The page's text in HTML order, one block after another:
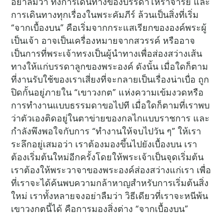
การเดินทางทุกเรื่องในพระคัมภีร์ ล้วนเป็นสิ่งที่เริ่ม
“จากเบื้องบน” คือเริ่มจากกระแสเรียกขององค์พระผู้
เป็นเจ้า อาจเป็นเครื่องหมายจากสวรรค์ หรืออาจ
เป็นการที่พระเจ้าทรงเป็นผู้นำทางเพื่อส่องสว่างเส้น
ทางให้แก่บรรดาลูกของพระองค์ ดังนั้น เมื่อใดก็ตาม
ที่งานรับใช้ของเราเสี่ยงที่จะกลายเป็นเรื่องน่าเบื่อ ถูก
ปิดกั้นอยู่ภายใน “เขาวงกต” แห่งความเข้มงวดหรือ
การทำงานแบบธรรมดาขอไปที เมื่อใดก็ตามที่เราพบ
ว่าตัวเองติดอยู่ในตาข่ายของกลไกแบบราชการ และ
กำลังพึงพอใจกับการ “ทำงานให้จบไปวัน ๆ” ให้เรา
ระลึกอยู่เสมอว่า เราต้องมองขึ้นไปยังเบื้องบน เรา
ต้องเริ่มต้นใหม่อีกครั้งโดยให้พระเจ้าเป็นจุดเริ่มต้น
เราต้องให้พระวาจาของพระองค์ส่องสว่างแก่เรา เพื่อ
ที่เราจะได้ค้นพบความกล้าหาญสำหรับการเริ่มต้นสิ่ง
ใหม่ เราทั้งหลายจงอย่าลืมว่า วิธีเดียวที่เราจะหนีพ้น
เขาวงกตนี้ได้ คือการมองสิ่งต่าง “จากเบื้องบน”